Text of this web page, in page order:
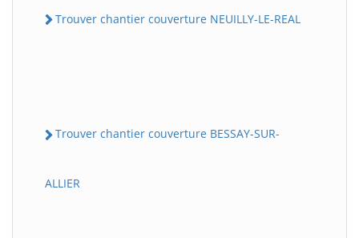
Trouver chantier couverture NEUILLY-LE-REAL
Trouver chantier couverture BESSAY-SUR-
ALLIER